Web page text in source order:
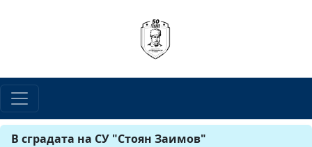
В сградата на СУ "Стоян Заимов"